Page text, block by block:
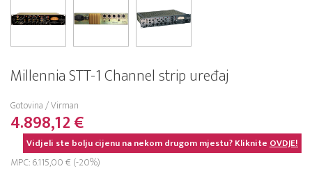
Millennia STT-1 Channel strip uređaj
Gotovina / Virman
4.898,12 €
Vidjeli ste bolju cijenu na nekom drugom mjestu? KlikniteOVDJE!
MPC: 6.115,00 € (-20%)